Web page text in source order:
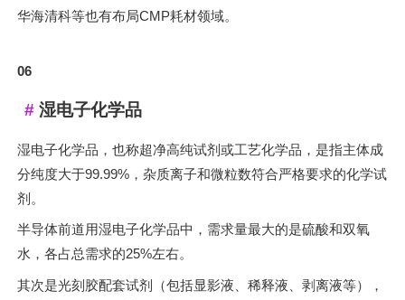
华海清科等也有布局CMP耗材领域。
06
湿电子化学品
湿电子化学品，也称超净高纯试剂或工艺化学品，是指主体成
分纯度大于99.99%，杂质离子和微粒数符合严格要求的化学试
剂。
半导体前道用湿电子化学品中，需求量最大的是硫酸和双氧
水，各占总需求的25%左右。
其次是光刻胶配套试剂（包括显影液、稀释液、剥离液等），